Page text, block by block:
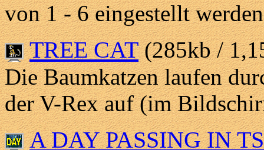
von 1 - 6 eingestellt werden
TREE CAT(285kb /
Die Baumkatzen laufen
der V-Rex auf (im
A DAY PASSING IN